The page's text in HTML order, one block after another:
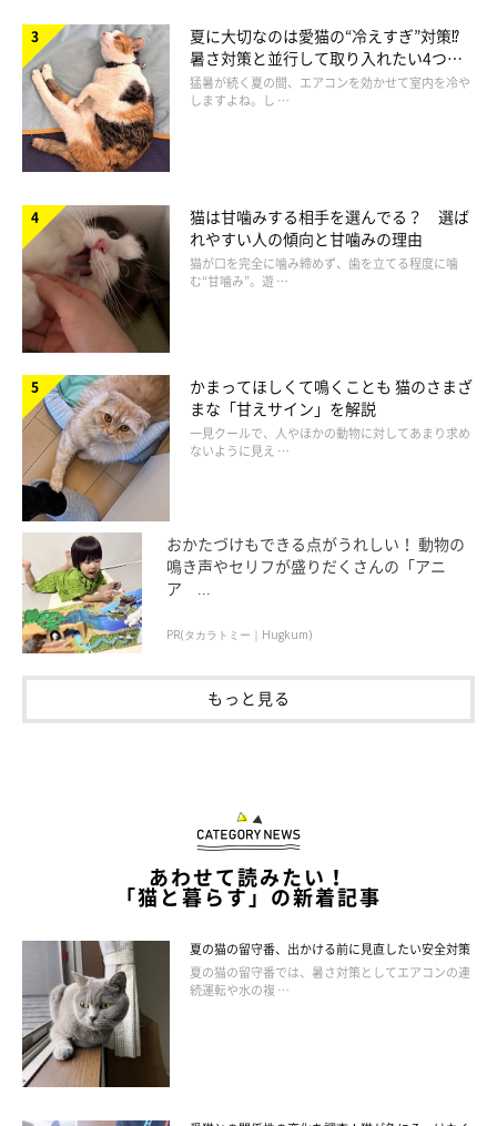
おはぎちゃんってどんなコ？
年を重ねるたびに甘えん坊になっているという、おはぎちゃん。
「いつでも自分が一番だと理解してる、我が家のお姫様」
そんなおはぎちゃんの性格がよくわかるエピソードがあるそうで
飼い主さん：
「私が家事をしていたりゲームをしていたりすると、おはぎは大
夏に大切なのは愛猫の“冷えすぎ”対策⁉
暑さ対策と並行して取り入れたい4つの
工夫
猛暑が続く夏の間、エアコンを効かせて室内を冷や
しますよね。し …
猫は甘噛みする相手を選んでる？ 選ば
れやすい人の傾向と甘噛みの理由
猫が口を完全に噛み締めず、歯を立てる程度に噛
む“甘噛み”。遊 …
かまってほしくて鳴くことも 猫のさまざ
まな「甘えサイン」を解説
一見クールで、人やほかの動物に対してあまり求め
ないように見え …
おかたづけもできる点がうれしい！ 動物の
鳴き声やセリフが盛りだくさんの「アニ
ア ...
PR(タカラトミー｜Hugkum)
もっと見る
あわせて読みたい！
「猫と暮らす」の新着記事
夏の猫の留守番、出かける前に見直したい安全対策
夏の猫の留守番では、暑さ対策としてエアコンの連
続運転や水の複 …